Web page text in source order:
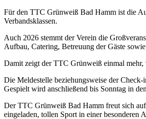
Für den TTC Grünweiß Bad Hamm ist die
Verbandsklassen.
Auch 2026 stemmt der Verein die
Aufbau, Catering, Betreuung der Gäste
Damit zeigt der TTC Grünweiß einmal mehr,
Die Meldestelle beziehungsweise der
Gespielt wird anschließend bis Sonntag in
Der TTC Grünweiß Bad Hamm freut sich auf
eingeladen, tollen Sport in einer besonderen